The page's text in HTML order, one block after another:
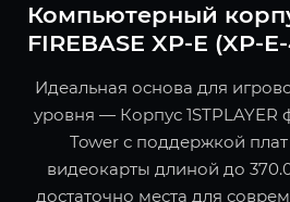
Компьютерный
FIREBASE XP-E (XP-
Идеальная основа для
уровня — Корпус
Tower с поддержкой
видеокарты длиной до
достаточно места для